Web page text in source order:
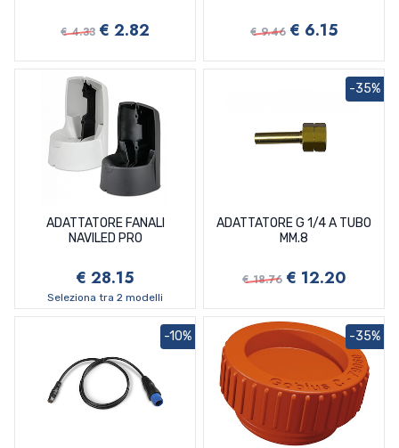
€ 4.33 € 2.82 € 9.46 € 6.15
ADATTATORE FANALI
NAVILED PRO
€ 28.15
Seleziona tra 2 modelli
ADATTATORE G 1/4 A TUBO
MM.8
€ 18.76 € 12.20
-35%
-10% -35%